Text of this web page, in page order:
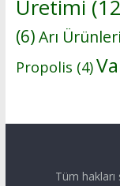
Üretimi
(6)Arı Ürünleri
Propolis (4)
Tüm hakları